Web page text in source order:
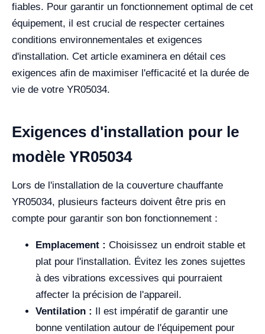
fiables. Pour garantir un fonctionnement optimal de cet
équipement, il est crucial de respecter certaines
conditions environnementales et exigences
d'installation. Cet article examinera en détail ces
exigences afin de maximiser l'efficacité et la durée de
vie de votre YR05034.
Exigences d'installation pour le
modèle YR05034
Lors de l'installation de la couverture chauffante
YR05034, plusieurs facteurs doivent être pris en
compte pour garantir son bon fonctionnement :
Emplacement : Choisissez un endroit stable et
plat pour l'installation. Évitez les zones sujettes
à des vibrations excessives qui pourraient
affecter la précision de l'appareil.
Ventilation : Il est impératif de garantir une
bonne ventilation autour de l'équipement pour